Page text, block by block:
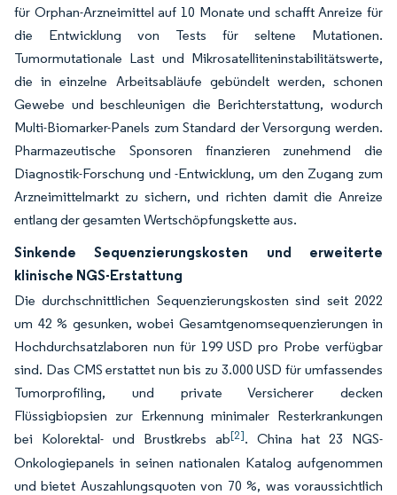
für Orphan-Arzneimittel auf 10 Monate und schafft Anreize für
die Entwicklung von Tests für seltene Mutationen.
Tumormutationale Last und Mikrosatelliteninstabilitätswerte,
die in einzelne Arbeitsabläufe gebündelt werden, schonen
Gewebe und beschleunigen die Berichterstattung, wodurch
Multi-Biomarker-Panels zum Standard der Versorgung werden.
Pharmazeutische Sponsoren finanzieren zunehmend die
Diagnostik-Forschung und -Entwicklung, um den Zugang zum
Arzneimittelmarkt zu sichern, und richten damit die Anreize
entlang der gesamten Wertschöpfungskette aus.
Sinkende Sequenzierungskosten und erweiterte
klinische NGS-Erstattung
Die durchschnittlichen Sequenzierungskosten sind seit 2022
um 42 % gesunken, wobei Gesamtgenomsequenzierungen in
Hochdurchsatzlaboren nun für 199 USD pro Probe verfügbar
sind. Das CMS erstattet nun bis zu 3.000 USD für umfassendes
Tumorprofiling, und private Versicherer decken
Flüssigbiopsien zur Erkennung minimaler Resterkrankungen
bei Kolorektal- und Brustkrebs ab[2]. China hat 23 NGS-
Onkologiepanels in seinen nationalen Katalog aufgenommen
und bietet Auszahlungsquoten von 70 %, was voraussichtlich